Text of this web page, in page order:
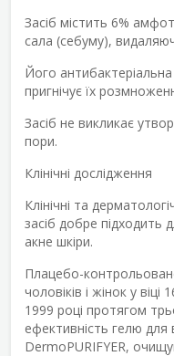
Засіб містить 6%
сала (себуму),
Його антибактеріальна
пригнічує їх
Засіб не викликає
пори.
Клінічні дослідження
Клінічні та
засіб добре підходить
акне шкіри.
Плацебо-
чоловіків і жінок у
1999 році протягом
ефективність гелю
DermoPURIFYER,